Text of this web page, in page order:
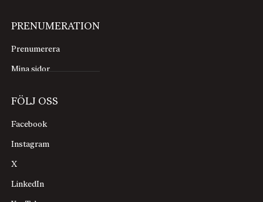
PRENUMERATION
Prenumerera
Mina sidor
FÖLJ OSS
Facebook
Instagram
X
LinkedIn